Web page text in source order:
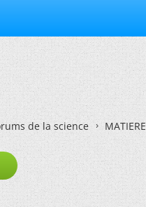
de la science MATIERE